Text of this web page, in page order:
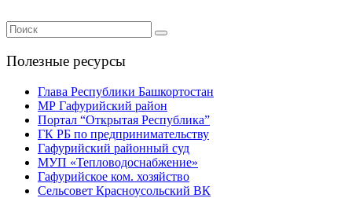
Полезные ресурсы
Глава Республики Башкортостан
МР Гафурийский район
Портал “Открытая Республика”
ГК РБ по предпринимательству
Гафурийский районный суд
МУП «Тепловодоснабжение»
Гафурийское ком. хозяйство
Сельсовет Красноусольский ВК